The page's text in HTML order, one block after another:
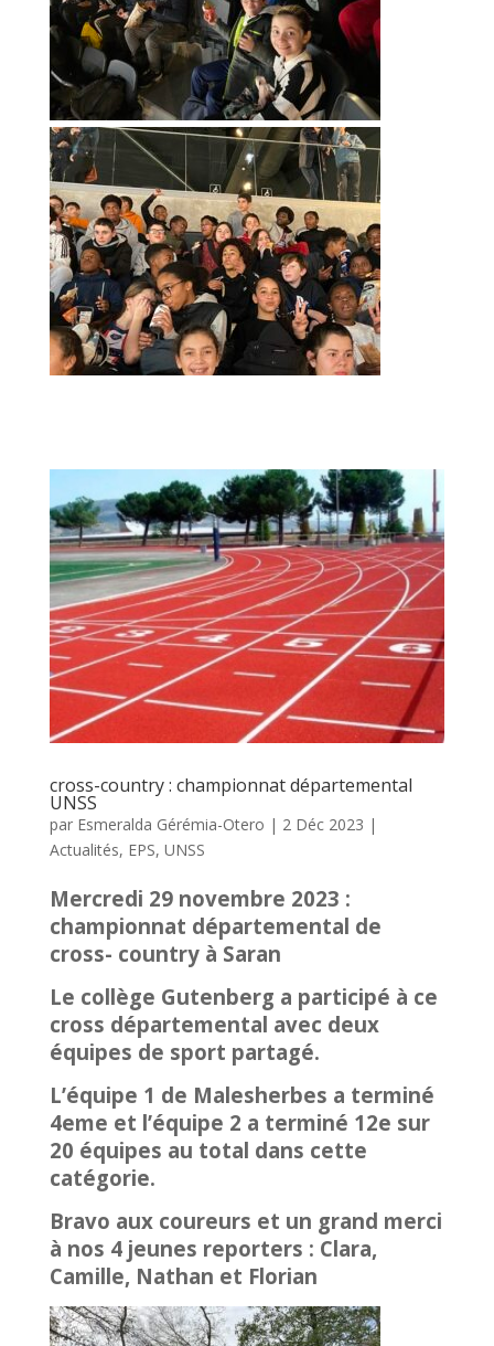
cross-country : championnat départemental
UNSS
par Esmeralda Gérémia-Otero | 2 Déc 2023 |
Actualités, EPS, UNSS
Mercredi 29 novembre 2023 :
championnat départemental de
cross- country à Saran
Le collège Gutenberg a participé à ce
cross départemental avec deux
équipes de sport partagé.
L’équipe 1 de Malesherbes a terminé
4eme et l’équipe 2 a terminé 12e sur
20 équipes au total dans cette
catégorie.
Bravo aux coureurs et un grand merci
à nos 4 jeunes reporters : Clara,
Camille, Nathan et Florian